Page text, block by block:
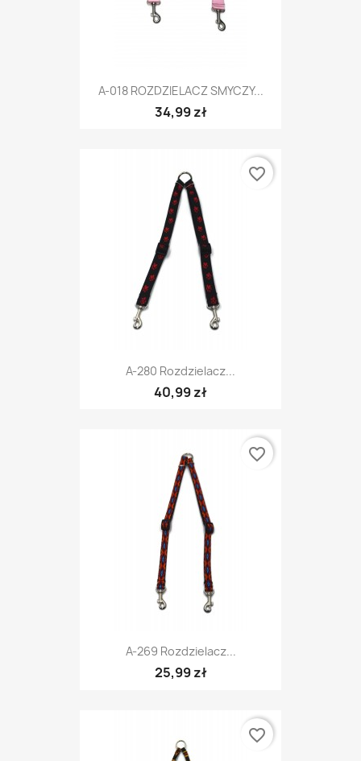
A-018 ROZDZIELACZ SMYCZY...
34,99 zł
A-280 Rozdzielacz...
40,99 zł
favorite_border
A-269 Rozdzielacz...
25,99 zł
favorite_border
favorite_border